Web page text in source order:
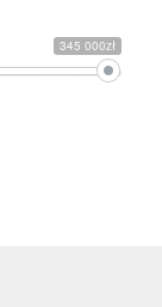
345 000zł